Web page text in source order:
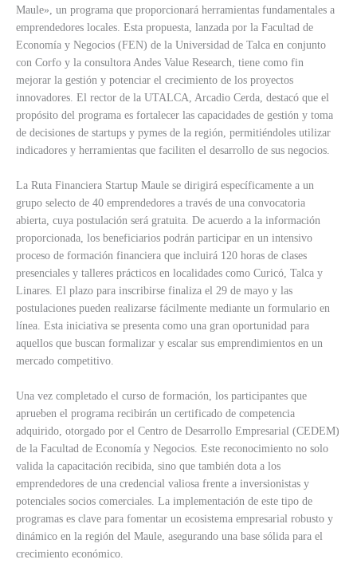
Maule», un programa que proporcionará herramientas fundamentales a
emprendedores locales. Esta propuesta, lanzada por la Facultad de
Economía y Negocios (FEN) de la Universidad de Talca en conjunto
con Corfo y la consultora Andes Value Research, tiene como fin
mejorar la gestión y potenciar el crecimiento de los proyectos
innovadores. El rector de la UTALCA, Arcadio Cerda, destacó que el
propósito del programa es fortalecer las capacidades de gestión y toma
de decisiones de startups y pymes de la región, permitiéndoles utilizar
indicadores y herramientas que faciliten el desarrollo de sus negocios.
La Ruta Financiera Startup Maule se dirigirá específicamente a un
grupo selecto de 40 emprendedores a través de una convocatoria
abierta, cuya postulación será gratuita. De acuerdo a la información
proporcionada, los beneficiarios podrán participar en un intensivo
proceso de formación financiera que incluirá 120 horas de clases
presenciales y talleres prácticos en localidades como Curicó, Talca y
Linares. El plazo para inscribirse finaliza el 29 de mayo y las
postulaciones pueden realizarse fácilmente mediante un formulario en
línea. Esta iniciativa se presenta como una gran oportunidad para
aquellos que buscan formalizar y escalar sus emprendimientos en un
mercado competitivo.
Una vez completado el curso de formación, los participantes que
aprueben el programa recibirán un certificado de competencia
adquirido, otorgado por el Centro de Desarrollo Empresarial (CEDEM)
de la Facultad de Economía y Negocios. Este reconocimiento no solo
valida la capacitación recibida, sino que también dota a los
emprendedores de una credencial valiosa frente a inversionistas y
potenciales socios comerciales. La implementación de este tipo de
programas es clave para fomentar un ecosistema empresarial robusto y
dinámico en la región del Maule, asegurando una base sólida para el
crecimiento económico.